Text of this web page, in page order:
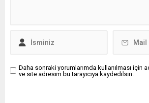
Daha sonraki yorumlarımda kullanılması için
ve site adresim bu tarayıcıya kaydedilsin.